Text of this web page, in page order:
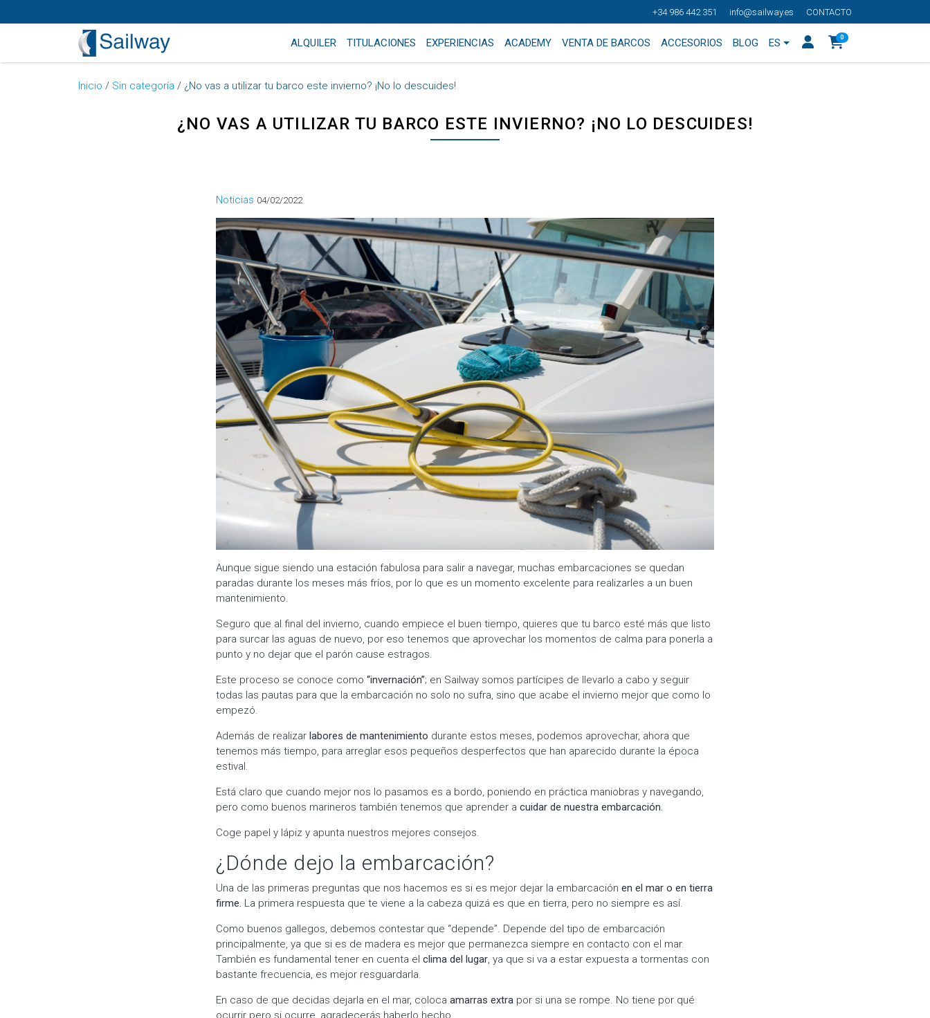
+34 986 442 351 info@sailway.es CONTACTO
ALQUILER TITULACIONES EXPERIENCIAS ACADEMY VENTA DE BARCOS ACCESORIOS BLOG ES 0
Inicio / Sin categoría / ¿No vas a utilizar tu barco este invierno? ¡No lo descuides!
¿NO VAS A UTILIZAR TU BARCO ESTE INVIERNO? ¡NO LO DESCUIDES!
Categorías
Noticias 04/02/2022
Aunque sigue siendo una estación fabulosa para salir a navegar, muchas embarcaciones se quedan
paradas durante los meses más fríos, por lo que es un momento excelente para realizarles a un buen
mantenimiento.
Seguro que al final del invierno, cuando empiece el buen tiempo, quieres que tu barco esté más que listo
para surcar las aguas de nuevo, por eso tenemos que aprovechar los momentos de calma para ponerla a
punto y no dejar que el parón cause estragos.
Este proceso se conoce como “invernación”; en Sailway somos partícipes de llevarlo a cabo y seguir
todas las pautas para que la embarcación no solo no sufra, sino que acabe el invierno mejor que como lo
empezó.
Además de realizar labores de mantenimiento durante estos meses, podemos aprovechar, ahora que
tenemos más tiempo, para arreglar esos pequeños desperfectos que han aparecido durante la época
estival.
Está claro que cuando mejor nos lo pasamos es a bordo, poniendo en práctica maniobras y navegando,
pero como buenos marineros también tenemos que aprender a cuidar de nuestra embarcación.
Coge papel y lápiz y apunta nuestros mejores consejos.
¿Dónde dejo la embarcación?
Una de las primeras preguntas que nos hacemos es si es mejor dejar la embarcación en el mar o en tierra
firme. La primera respuesta que te viene a la cabeza quizá es que en tierra, pero no siempre es así.
Como buenos gallegos, debemos contestar que “depende”. Depende del tipo de embarcación
principalmente, ya que si es de madera es mejor que permanezca siempre en contacto con el mar.
También es fundamental tener en cuenta el clima del lugar, ya que si va a estar expuesta a tormentas con
bastante frecuencia, es mejor resguardarla.
En caso de que decidas dejarla en el mar, coloca amarras extra por si una se rompe. No tiene por qué